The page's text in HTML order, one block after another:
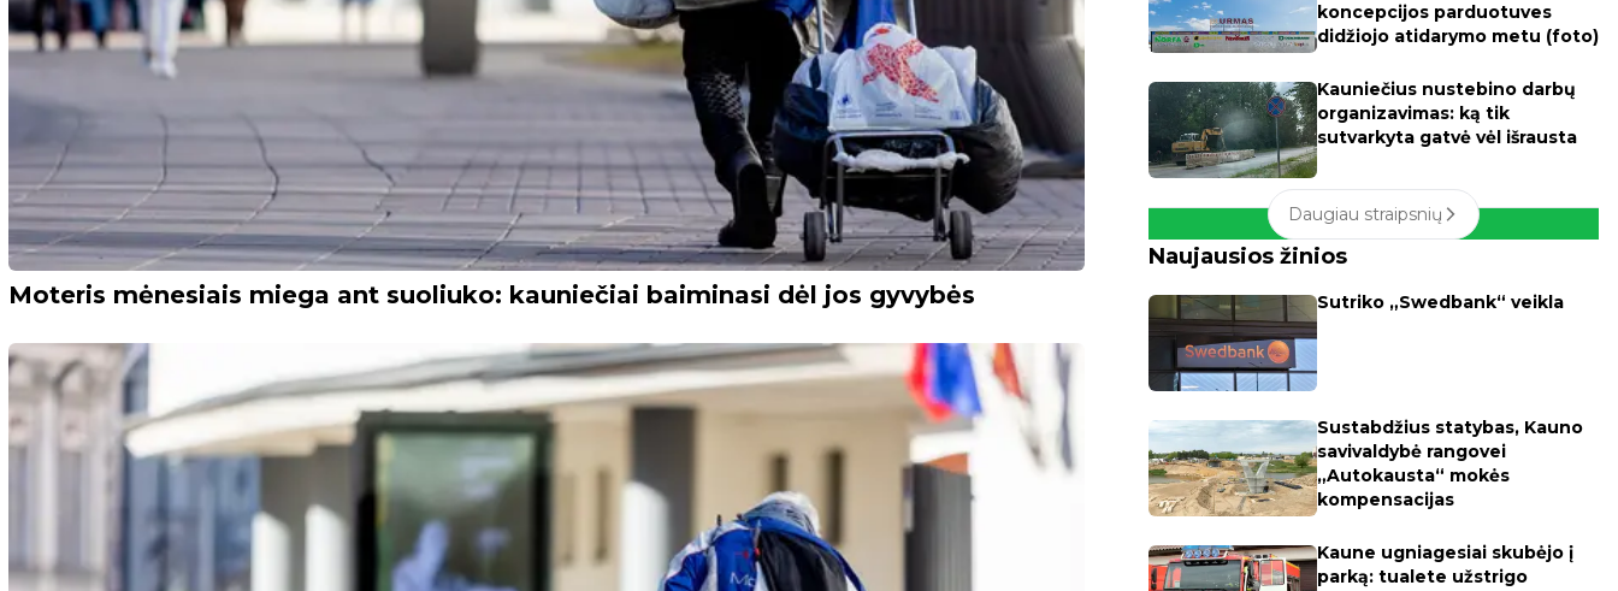
Moteris mėnesiais miega ant suoliuko: kauniečiai baiminasi dėl jos gyvybės
koncepcijos parduotuves
didžiojo atidarymo metu (foto)
Kauniečius nustebino darbų
organizavimas: ką tik
sutvarkyta gatvė vėl išrausta
Daugiau straipsnių
Naujausios žinios
Sutriko „Swedbank“ veikla
Sustabdžius statybas, Kauno
savivaldybė rangovei
„Autokausta“ mokės
kompensacijas
Kaune ugniagesiai skubėjo į
parką: tualete užstrigo